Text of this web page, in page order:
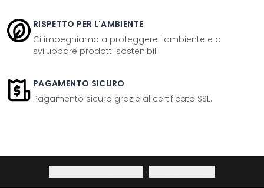
RISPETTO PER L'AMBIENTE
Ci impegniamo a proteggere l'ambiente e a
sviluppare prodotti sostenibili.
PAGAMENTO SICURO
Pagamento sicuro grazie al certificato SSL.
·